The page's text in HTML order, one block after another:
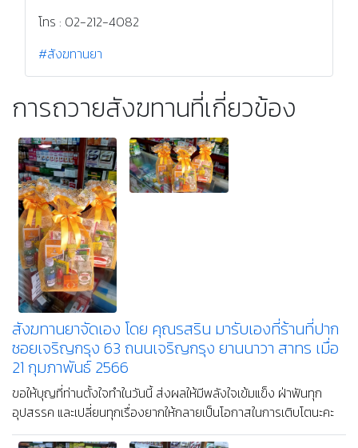
ขอร่วมอนุโมทนาบุญกับสิ่งดีที่ท่านได้ทำ ขอให้บุญหนุนใจให้
ทำให้ยิ้มได้ในทุกวันค่ะ
Facebook :MakeAMerit
ไลน์ :Line
โทร : 02-212-4082
#สังฆทานยา
การถวายสังฆทานที่เกี่ยวข้อง